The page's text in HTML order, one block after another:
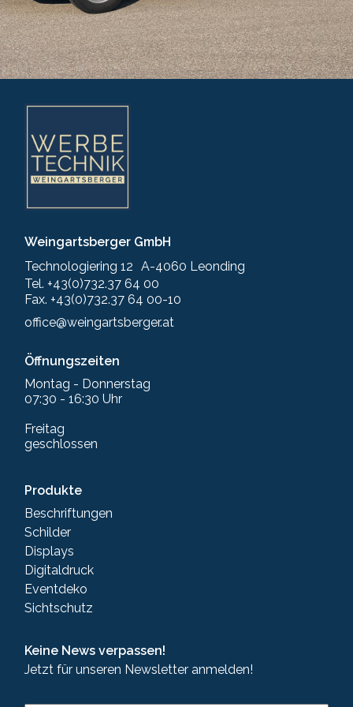
Weingartsberger GmbH
Technologiering 12 A-4060 Leonding
Tel. +43(0)732.37 64 00
Fax. +43(0)732.37 64 00-10
office@weingartsberger.at
Öffnungszeiten
Montag - Donnerstag
07:30 - 16:30 Uhr
Freitag
geschlossen
Produkte
Beschriftungen
Schilder
Displays
Digitaldruck
Eventdeko
Sichtschutz
Keine News verpassen!
Jetzt für unseren Newsletter anmelden!